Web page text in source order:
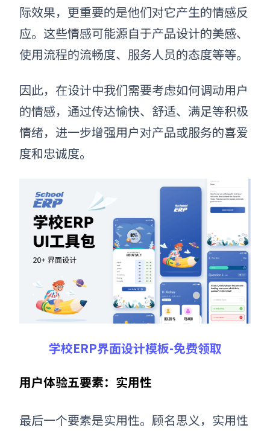
际效果，更重要的是他们对它产生的情感反
应。这些情感可能源自于产品设计的美感、
使用流程的流畅度、服务人员的态度等等。
因此，在设计中我们需要考虑如何调动用户
的情感，通过传达愉快、舒适、满足等积极
情绪，进一步增强用户对产品或服务的喜爱
度和忠诚度。
学校ERP界面设计模板-免费领取
用户体验五要素：实用性
最后一个要素是实用性。顾名思义，实用性